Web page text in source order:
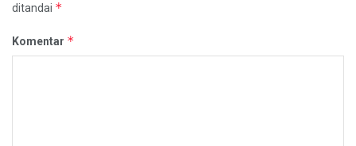
ditandai *
Komentar *